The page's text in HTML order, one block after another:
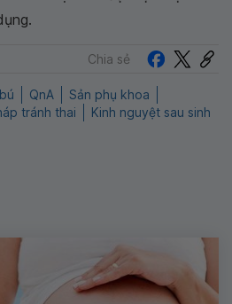
Chia sẻ
QnA
Sản phụ khoa
tránh thai Kinh nguyệt sau sinh